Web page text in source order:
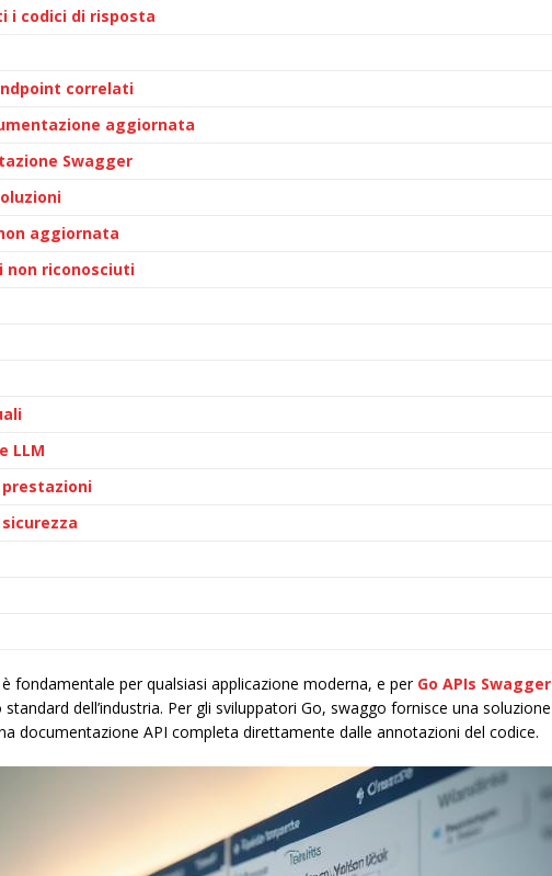
i codici di risposta
correlati
aggiornata
Swagger
aggiornata
non riconosciuti
LLM
prestazioni
fondamentale per qualsiasi applicazione moderna, e per Go APIs Swagger
dell’industria. Per gli sviluppatori Go, swaggo fornisce una soluzione
documentazione API completa direttamente dalle annotazioni del codice.